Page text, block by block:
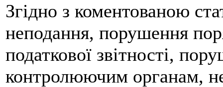
Згідно з коментованою
неподання, порушення
податкової звітності,
контролюючим органам,